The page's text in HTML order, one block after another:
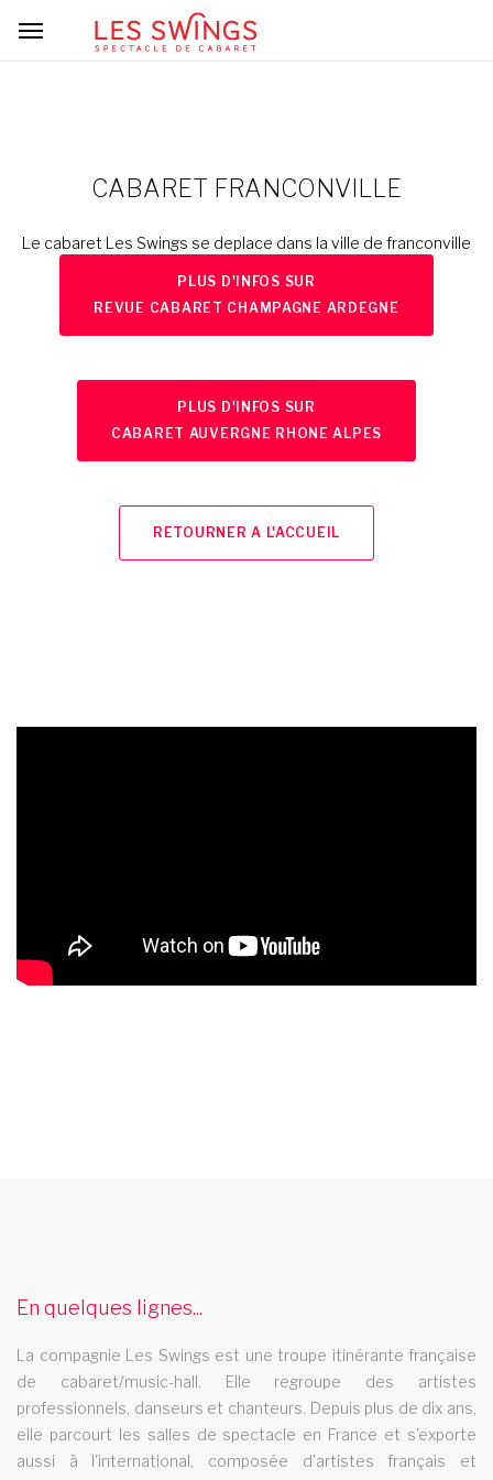
CABARET FRANCONVILLE
Le cabaret Les Swings se deplace dans la ville de franconville
PLUS D'INFOS SUR
REVUE CABARET CHAMPAGNE ARDEGNE
PLUS D'INFOS SUR
CABARET AUVERGNE RHONE ALPES
RETOURNER A L'ACCUEIL
troupe cabaret aquitaine
La troupe de cabaret Les Swings se deplace dans la region
aquitaine
cabaret aveyron
Le cabaret Les Swings se deplace dans departement aveyron
En quelques lignes...
La compagnie Les Swings est une troupe itinérante française
de cabaret/music-hall. Elle regroupe des artistes
professionnels, danseurs et chanteurs. Depuis plus de dix ans,
elle parcourt les salles de spectacle en France et s'exporte
aussi à l'international, composée d'artistes français et